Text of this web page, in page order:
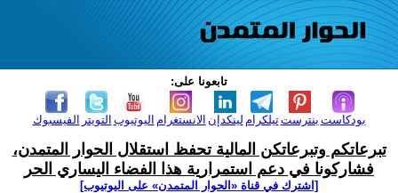
تابعونا على:
الفيسبوك التويتر اليوتيوب الانستغرام لينكدإن تيلكرامبنترست بودكاست
تبرعاتكم وتبرعاتكن المالية تحفظ استقلال الحوار المتمدن،
فشاركونا في دعم استمرارية هذا الفضاء اليساري الحر
[اشترك في قناة ‫«الحوار المتمدن» على اليوتيوب]